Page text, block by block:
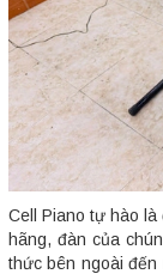
Cell Piano tự hào
hãng, đàn của
thức bên ngoài đến